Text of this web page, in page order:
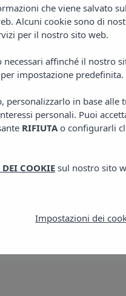
a
che viene salvato
Alcuni cookie sono di
per il nostro sito web.
affinché il nostro
impostazione predefinita.
in base alle
personali. Puoi
RIFIUTAo configurarli
COOKIEsul nostro sito
Impostazioni dei